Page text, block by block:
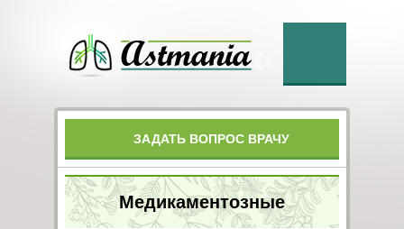
ЗАДАТЬ ВОПРОС ВРАЧУ
Медикаментозные